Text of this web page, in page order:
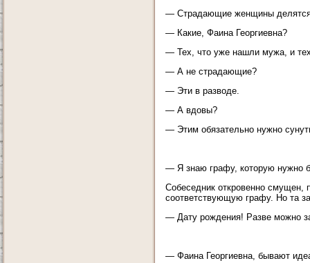
— Страдающие женщины делятся
— Какие, Фаина Георгиевна?
— Тех, что уже нашли мужа, и
— А не страдающие?
— Эти в разводе.
— А вдовы?
— Этим обязательно нужно
— Я знаю графу, которую нужно
Собеседник откровенно смущен,
соответствующую графу. Но та
— Дату рождения! Разве можно
— Фаина Георгиевна, бывают